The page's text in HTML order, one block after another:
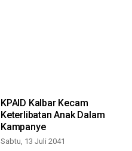
KPAID Kalbar Kecam
Keterlibatan Anak Dalam
Kampanye
Sabtu, 13 Juli 2041